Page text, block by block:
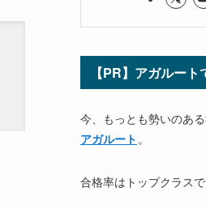
【PR】アガルー
今、もっとも勢いのあ
アガルート 。
合格率はトップクラス